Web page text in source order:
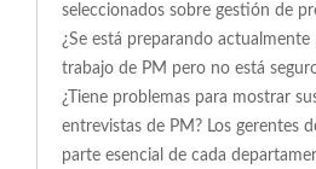
seleccionados sobre gestión de
¿Se está preparando
trabajo de PM pero no está
¿Tiene problemas para mostrar
entrevistas de PM? Los gerentes
parte esencial de cada